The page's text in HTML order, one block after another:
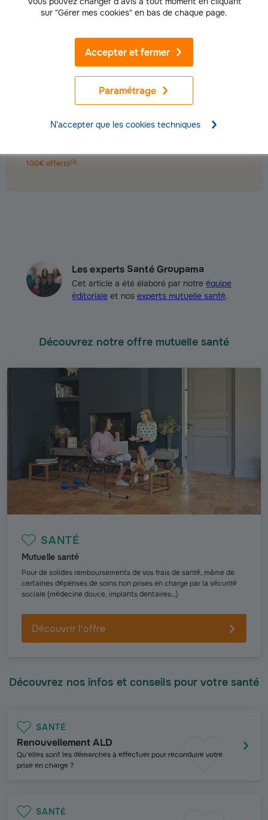
sur "Gérer mes cookies" en bas de chaque page.
Paramétrage
Accepter et fermer
N'accepter que les cookies techniques
Simulez votre tarif
assurance mutuelle
santé gratuitement
100€ offerts(3)
Tarif santé
Les experts Santé Groupama
Cet article a été élaboré par notre équipe
éditoriale et nos experts mutuelle santé.
Découvrez notre offre mutuelle santé
SANTÉ
Mutuelle santé
Pour de solides remboursements de vos frais de santé, même de
certaines dépenses de soins non prises en charge par la sécurité
sociale (médecine douce, implants dentaires…)
Découvrir l'offre
Découvrez nos infos et conseils pour votre santé
SANTÉ
Renouvellement ALD
Qu'elles sont les démarches à effectuer pour reconduire votre
prise en charge ?
SANTÉ